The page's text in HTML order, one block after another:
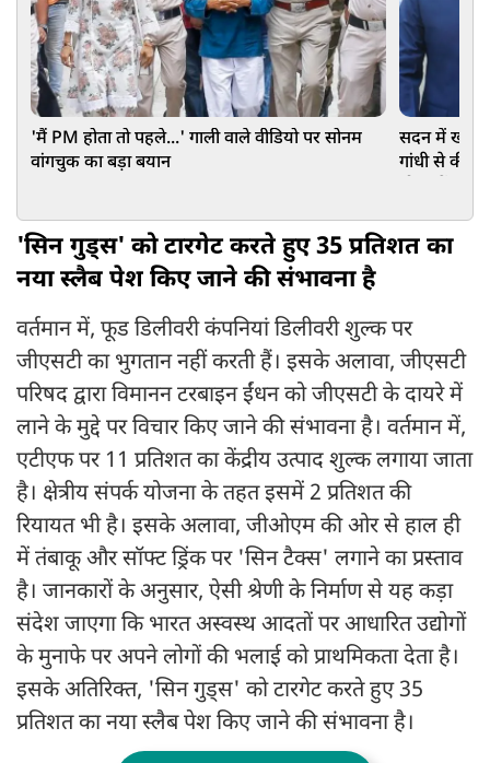
'मैं PM होता तो पहले...' गाली वाले वीडियो पर सोनम
वांगचुक का बड़ा बयान
सदन में खत्म
गांधी से की
'सिन गुड्स' को टारगेट करते हुए 35 प्रतिशत का
नया स्लैब पेश किए जाने की संभावना है
वर्तमान में, फूड डिलीवरी कंपनियां डिलीवरी शुल्क पर
जीएसटी का भुगतान नहीं करती हैं। इसके अलावा, जीएसटी
परिषद द्वारा विमानन टरबाइन ईंधन को जीएसटी के दायरे में
लाने के मुद्दे पर विचार किए जाने की संभावना है। वर्तमान में,
एटीएफ पर 11 प्रतिशत का केंद्रीय उत्पाद शुल्क लगाया जाता
है। क्षेत्रीय संपर्क योजना के तहत इसमें 2 प्रतिशत की
रियायत भी है। इसके अलावा, जीओएम की ओर से हाल ही
में तंबाकू और सॉफ्ट ड्रिंक पर 'सिन टैक्स' लगाने का प्रस्ताव
है। जानकारों के अनुसार, ऐसी श्रेणी के निर्माण से यह कड़ा
संदेश जाएगा कि भारत अस्वस्थ आदतों पर आधारित उद्योगों
के मुनाफे पर अपने लोगों की भलाई को प्राथमिकता देता है।
इसके अतिरिक्त, 'सिन गुड्स' को टारगेट करते हुए 35
प्रतिशत का नया स्लैब पेश किए जाने की संभावना है।